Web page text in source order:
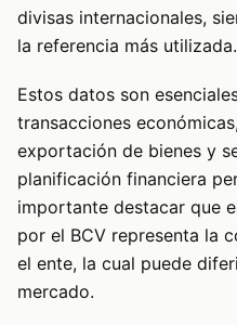
divisas internacionales,
la referencia más utilizada.
Estos datos son
transacciones
exportación de bienes y
planificación financiera
importante destacar que
por el BCV representa la
el ente, la cual puede
mercado.